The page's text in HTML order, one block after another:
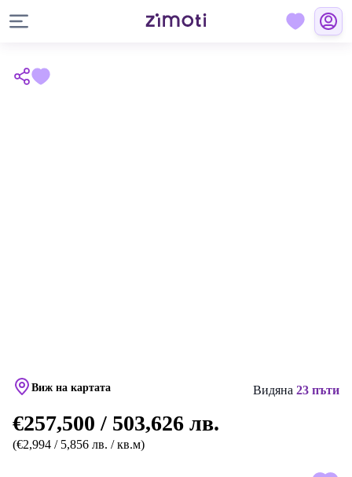
Виж на картата Видяна 23 пъти
€257,500 / 503,626 лв.
(€2,994 / 5,856 лв. / кв.м)